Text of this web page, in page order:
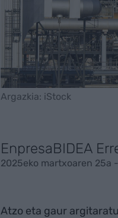
Argazkia: iStock
EnpresaBIDEA
2025eko martxoaren 25a
Atzo eta gaur